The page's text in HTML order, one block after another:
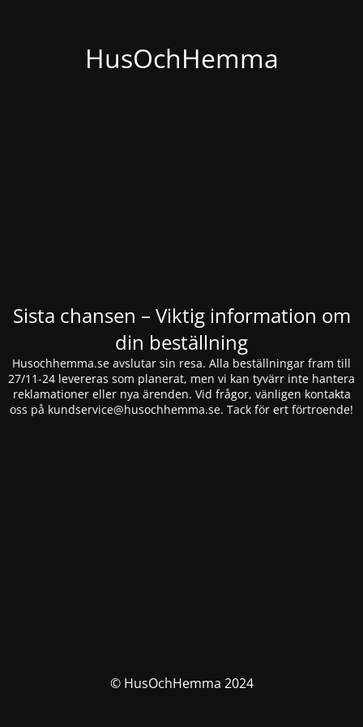
HusOchHemma
Sista chansen – Viktig information om
din beställning
Husochhemma.se avslutar sin resa. Alla beställningar fram till
27/11-24 levereras som planerat, men vi kan tyvärr inte hantera
reklamationer eller nya ärenden. Vid frågor, vänligen kontakta
oss på kundservice@husochhemma.se. Tack för ert förtroende!
© HusOchHemma 2024